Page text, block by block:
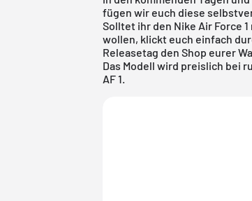
fügen wir euch diese
Solltet ihr den Nike Air Force
wollen, klickt euch einfach
Releasetag den Shop eurer
Das Modell wird preislich bei
AF 1.